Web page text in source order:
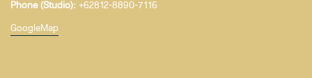
Phone (Studio): +62812-8890-7116
GoogleMap